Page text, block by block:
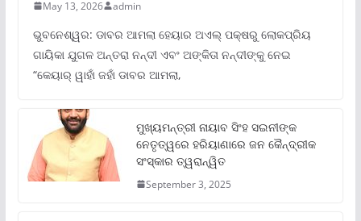
May 13, 2026 admin
ଭୁବନେଶ୍ୱର: ଡାବର ଆମଲା ହେୟାର ଅଏଲ୍ ପକ୍ଷରୁ ଲୋକପ୍ରିୟ
ଗାୟିକା ଯୁଗଳ ଅନ୍ତରା ନନ୍ଦୀ ଏବଂ ଅଙ୍କିତା ନନ୍ଦୀଙ୍କୁ ନେଇ
“କେୟାର୍ ୱାହାଁ ଜହାଁ ଡାବର ଆମଲା,
ମୁଖ୍ୟମନ୍ତ୍ରୀ ନାୟାବ ସିଂହ ସଇନୀଙ୍କ
ନେତୃତ୍ୱରେ ହରିୟାଣାରେ ଜନ କୈନ୍ଦ୍ରୀକ
ସଂସ୍କାର ତ୍ୱରାନ୍ୱିତ
September 3, 2025